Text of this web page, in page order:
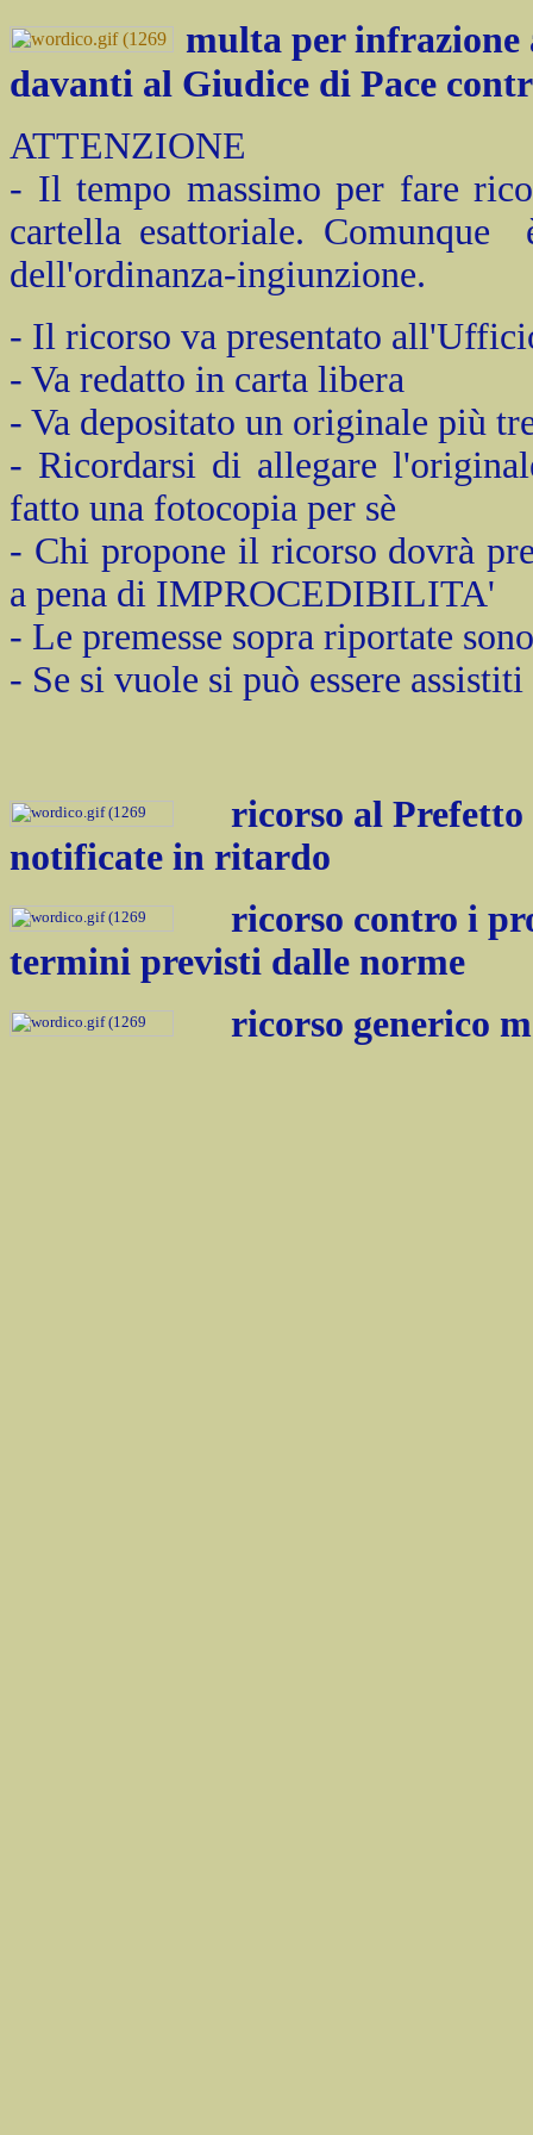
multa per infrazione
davanti al Giudice di Pace
ATTENZIONE
- Il tempo massimo per fare
cartella esattoriale.
dell'ordinanza-ingiunzione.
- Il ricorso va presentato
- Va redatto in carta libera
- Va depositato un originale più
- Ricordarsi di allegare
fatto una fotocopia per sè
- Chi propone il ricorso dovrà
a pena di IMPROCEDIBILITA'
- Le premesse sopra riportate
- Se si vuole si può essere
ricorso al
notificate in ritardo
ricorso contro i
termini previsti dalle norme
ricorso generico